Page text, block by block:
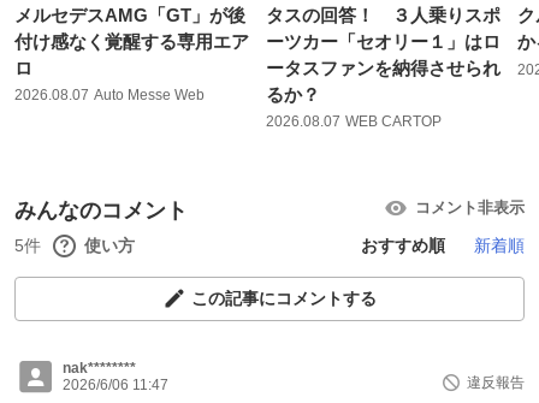
メルセデスAMG「GT」が後
付け感なく覚醒する専用エア
ロ
2026.08.07 Auto Messe Web
タスの回答！ ３人乗りスポ
ーツカー「セオリー１」はロ
ータスファンを納得させられ
るか？
2026.08.07 WEB CARTOP
か
みんなのコメント コメント非表示
5件 使い方 おすすめ順 新着順
この記事にコメントする
nak********
2026/6/06 11:47
違反報告